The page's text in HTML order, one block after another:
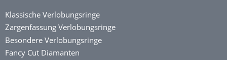
Klassische Verlobungsringe
Zargenfassung Verlobungsringe
Besondere Verlobungsringe
Fancy Cut Diamanten